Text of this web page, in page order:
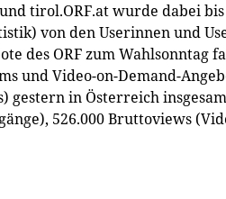
tirol.ORF.at wurde dabei
von den Userinnen und
des ORF zum Wahlsonntag
und Video-on-Demand-
gestern in Österreich
526.000 Bruttoviews